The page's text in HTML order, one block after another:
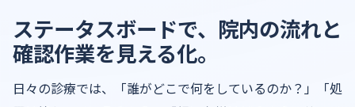
ステータスボードで、院内の流れと
確認作業を見える化。
日々の診療では、「誰がどこで何をしているのか？」「処